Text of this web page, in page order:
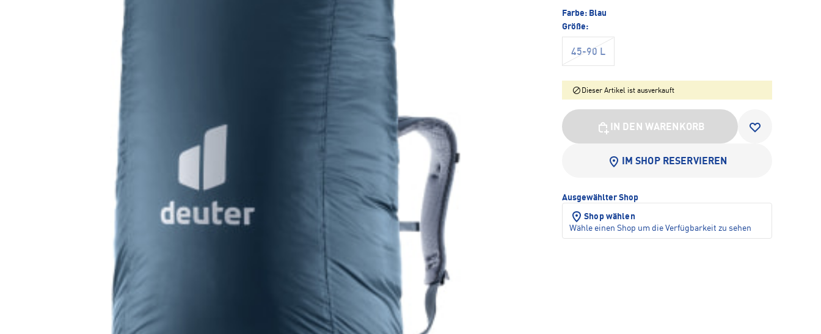
Farbe: Blau
Größe:
45-90 L
Dieser Artikel ist ausverkauft
IN DEN WARENKORB
IM SHOP RESERVIEREN
Ausgewählter Shop
Shop wählen
Wähle einen Shop um die Verfügbarkeit zu sehen